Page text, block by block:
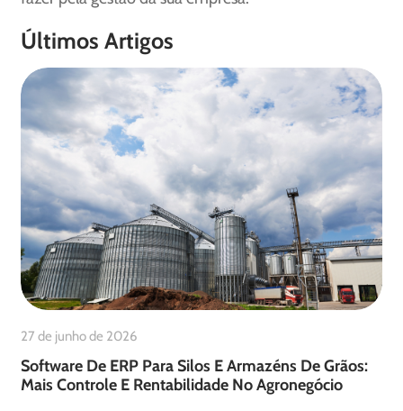
Últimos Artigos
27 de junho de 2026
Software De ERP Para Silos E Armazéns De Grãos:
Mais Controle E Rentabilidade No Agronegócio